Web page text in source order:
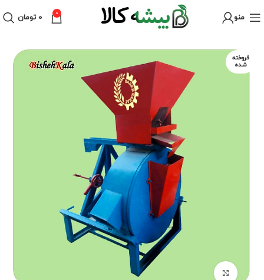
منو 0 ۰ تومان
فروخته
شده
برای بزرگنمایی کلیک کنید